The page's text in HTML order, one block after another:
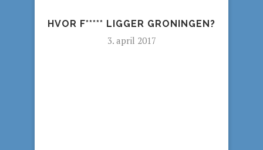
HVOR F***** LIGGER GRONINGEN?
3. april 2017